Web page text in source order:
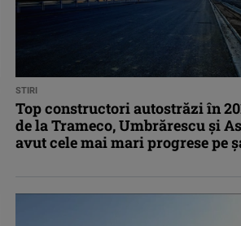
STIRI
Top constructori autostrăzi în
de la Trameco, Umbrărescu şi
avut cele mai mari progrese pe